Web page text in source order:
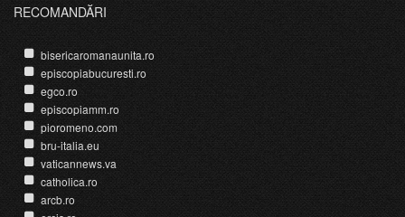
RECOMANDĂRI
bisericaromanaunita.ro
episcopiabucuresti.ro
egco.ro
episcopiamm.ro
pioromeno.com
bru-italia.eu
vaticannews.va
catholica.ro
arcb.ro